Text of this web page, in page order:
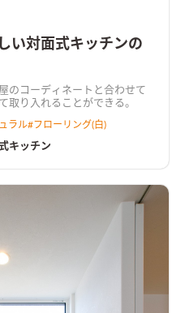
い対面式キッチンの
のコーディネートと合わせて
取り入れることができる。
ラル#フローリング(白)
キッチン